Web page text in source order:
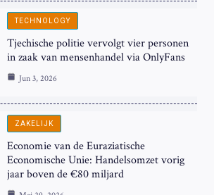
TECHNOLOGY
Tjechische politie vervolgt vier personen
in zaak van mensenhandel via OnlyFans
Jun 3, 2026
ZAKELIJK
Economie van de Euraziatische
Economische Unie: Handelsomzet vorig
jaar boven de €80 miljard